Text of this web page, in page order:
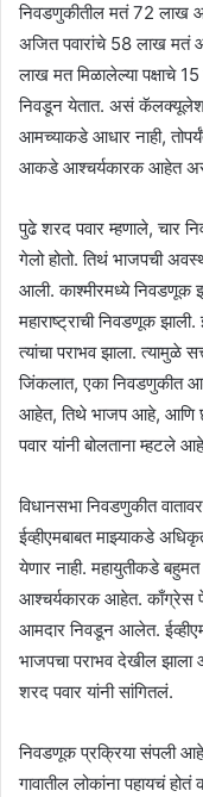
निवडणुकीतील मतं 72 लाख
अजित पवारांचे 58 लाख
लाख मत मिळालेल्या पक्षाचे
निवडून येतात. असं कॅलक्यूलेशन
आमच्याकडे आधार नाही,
आकडे आश्चर्यकारक आहेत असे
पुढे शरद पवार म्हणाले, चार
गेलो होतो. तिथं भाजपची
आली. काश्मीरमध्ये निवडणूक
महाराष्ट्राची निवडणूक
त्यांचा पराभव झाला. त्यामुळे
जिंकलात, एका निवडणुकीत
आहेत, तिथे भाजप आहे, आणि
पवार यांनी बोलताना म्हटले
विधानसभा निवडणुकीत
ईव्हीएमबाबत माझ्याकडे
येणार नाही. महायुतीकडे
आश्चर्यकारक आहेत. काँग्रेस
आमदार निवडून आलेत. ईव्हीएम
भाजपचा पराभव देखील
शरद पवार यांनी सांगितलं.
निवडणूक प्रक्रिया संपली
गावातील लोकांना पहायचं